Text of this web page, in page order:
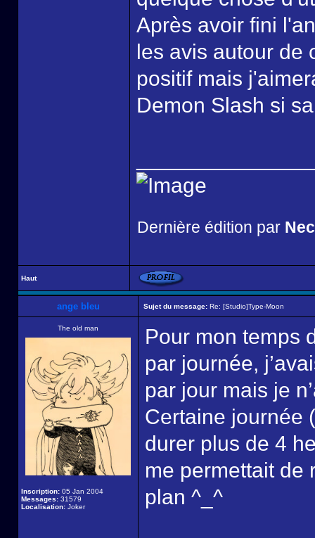
Après avoir fini
les avis autour de
positif mais
Demon Slash si
Dernière édition par
Haut
ange bleu Sujet du message: Re: [Studio]Type-Moon
The old man
Inscription: 05 Jan 2004
Messages: 31579
Localisation: Joker
Pour mon temps
par journée,
par jour mais je
Certaine journée
durer plus de 4
me permettait de
plan ^_^